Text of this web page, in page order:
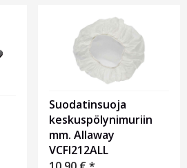
Suodatinsuoja
keskuspölynimuriin
mm. Allaway
VCFI212ALL